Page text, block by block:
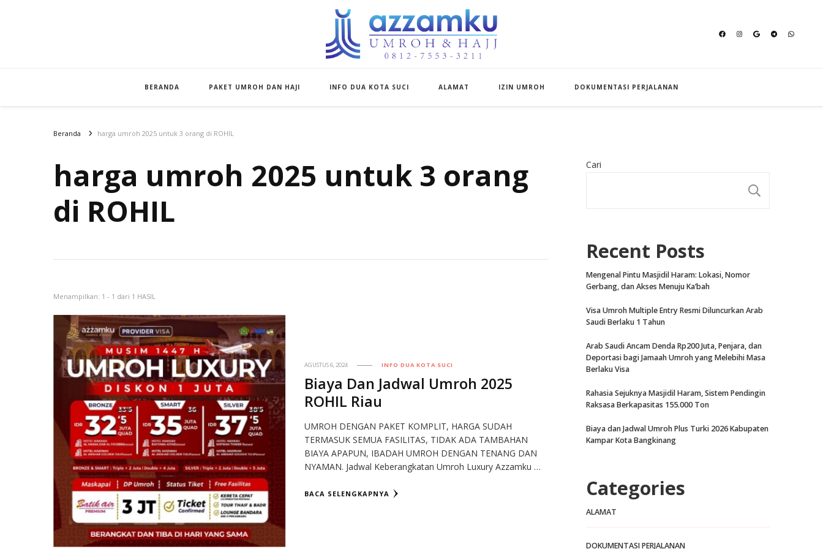
BERANDA PAKET UMROH DAN HAJI INFO DUA KOTA SUCI ALAMAT IZIN UMROH DOKUMENTASI PERJALANAN
Beranda harga umroh 2025 untuk 3 orang di ROHIL
harga umroh 2025 untuk 3 orang
di ROHIL
Menampilkan: 1 - 1 dari 1 HASIL
AGUSTUS 6, 2024 INFO DUA KOTA SUCI
Biaya Dan Jadwal Umroh 2025
ROHIL Riau
UMROH DENGAN PAKET KOMPLIT, HARGA SUDAH
TERMASUK SEMUA FASILITAS, TIDAK ADA TAMBAHAN
BIAYA APAPUN, IBADAH UMROH DENGAN TENANG DAN
NYAMAN. Jadwal Keberangkatan Umroh Luxury Azzamku …
BACA SELENGKAPNYA
Cari
Recent Posts
Mengenal Pintu Masjidil Haram: Lokasi, Nomor
Gerbang, dan Akses Menuju Ka’bah
Visa Umroh Multiple Entry Resmi Diluncurkan Arab
Saudi Berlaku 1 Tahun
Arab Saudi Ancam Denda Rp200 Juta, Penjara, dan
Deportasi bagi Jamaah Umroh yang Melebihi Masa
Berlaku Visa
Rahasia Sejuknya Masjidil Haram, Sistem Pendingin
Raksasa Berkapasitas 155.000 Ton
Biaya dan Jadwal Umroh Plus Turki 2026 Kabupaten
Kampar Kota Bangkinang
Categories
ALAMAT
DOKUMENTASI PERJALANAN